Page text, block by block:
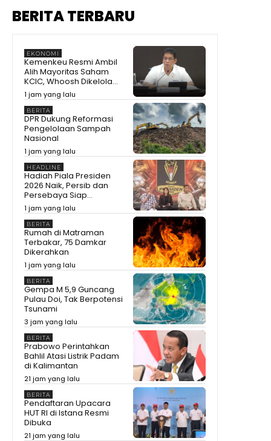
BERITA TERBARU
EKONOMI
Kemenkeu Resmi Ambil
Alih Mayoritas Saham
KCIC, Whoosh Dikelola...
1 jam yang lalu
BERITA
DPR Dukung Reformasi
Pengelolaan Sampah
Nasional
1 jam yang lalu
HEADLINE
Hadiah Piala Presiden
2026 Naik, Persib dan
Persebaya Siap...
1 jam yang lalu
BERITA
Rumah di Matraman
Terbakar, 75 Damkar
Dikerahkan
1 jam yang lalu
BERITA
Gempa M 5,9 Guncang
Pulau Doi, Tak Berpotensi
Tsunami
3 jam yang lalu
BERITA
Prabowo Perintahkan
Bahlil Atasi Listrik Padam
di Kalimantan
21 jam yang lalu
BERITA
Pendaftaran Upacara
HUT RI di Istana Resmi
Dibuka
21 jam yang lalu